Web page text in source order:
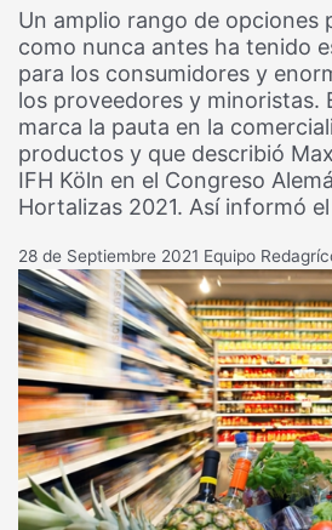
Un amplio rango de opciones
como nunca antes ha tenido
para los consumidores y
los proveedores y minoristas.
marca la pauta en la
productos y que describió
IFH Köln en el Congreso
Hortalizas 2021. Así informó
28 de Septiembre 2021 Equipo